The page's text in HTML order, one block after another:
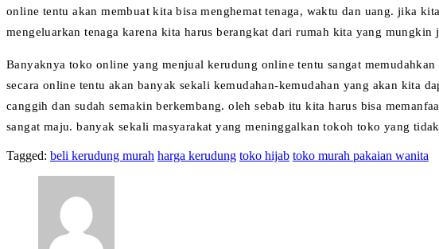
online tentu akan membuat kita bisa menghemat tenaga, waktu dan uang. jika
mengeluarkan tenaga karena kita harus berangkat dari rumah kita yang
Banyaknya toko online yang menjual kerudung online tentu sangat
secara online tentu akan banyak sekali kemudahan-kemudahan yang akan kita
canggih dan sudah semakin berkembang. oleh sebab itu kita harus bisa
sangat maju. banyak sekali masyarakat yang meninggalkan tokoh toko yang
Tagged: beli kerudung murah harga kerudung toko hijab toko murah pakaian wanita